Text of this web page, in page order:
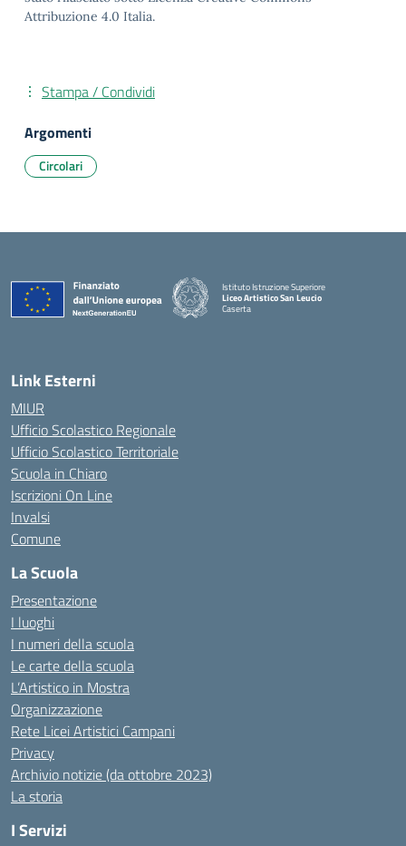
Attribuzione 4.0 Italia.
Stampa / Condividi
Argomenti
Circolari
Istituto Istruzione Superiore
Liceo Artistico San Leucio
Caserta
Link Esterni
MIUR
Ufficio Scolastico Regionale
Ufficio Scolastico Territoriale
Scuola in Chiaro
Iscrizioni On Line
Invalsi
Comune
La Scuola
Presentazione
I luoghi
I numeri della scuola
Le carte della scuola
L’Artistico in Mostra
Organizzazione
Rete Licei Artistici Campani
Privacy
Archivio notizie (da ottobre 2023)
La storia
I Servizi